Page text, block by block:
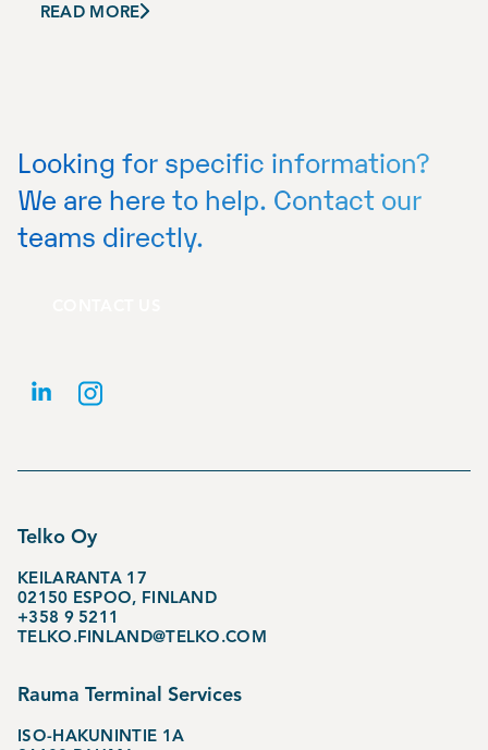
READ MORE
Looking for specific information?
We are here to help. Contact our
teams directly.
Telko Oy
KEILARANTA 17
02150 ESPOO, FINLAND
+358 9 5211
TELKO.FINLAND@TELKO.COM
Rauma Terminal Services
ISO-HAKUNINTIE 1A